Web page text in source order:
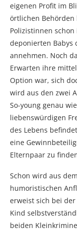
eigenen Profit im
örtlichen Behörden
Polizistinnen
deponierten Babys
annehmen. Noch
Erwarten ihre
Option war, sich
wird aus den zwei
So-young genau
liebenswürdigen
des Lebens
eine
Elternpaar zu
Schon wird aus
humoristischen
erweist sich bei
Kind
beiden